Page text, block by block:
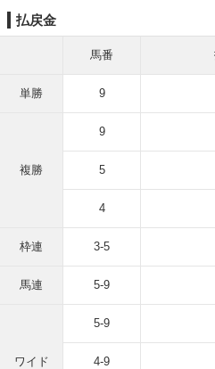
払戻金
馬番
単勝 9
複勝
9
5
4
枠連 3-5
馬連 5-9
ワイド
5-9
4-9